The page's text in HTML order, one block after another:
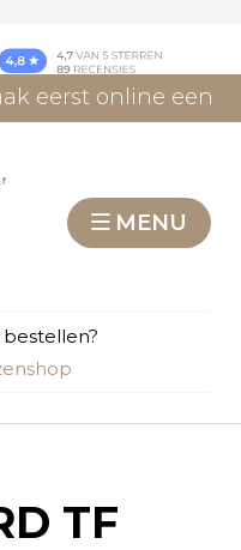
eerst online een
MENU
TF